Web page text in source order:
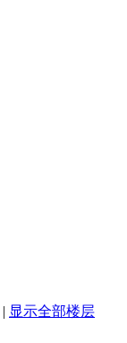
| 显示全部楼层